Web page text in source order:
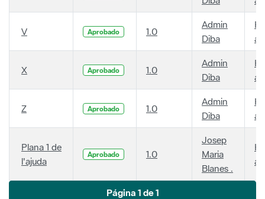
V Aprobado 1.0
Admin
Diba
X Aprobado 1.0
Admin
Diba
Z Aprobado 1.0
Admin
Diba
Plana 1 de
l'ajuda
Aprobado 1.0
Josep
Maria
Blanes .
Página 1 de 1